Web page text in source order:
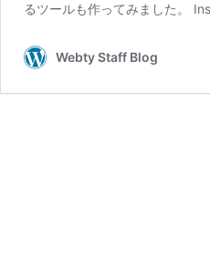
るツールも作ってみました。
Webty Staff Blog